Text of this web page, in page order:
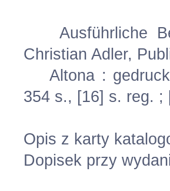
Ausführliche
Christian Adler,
Altona : gedruckt
354 s., [16] s. reg.
Opis z karty
Dopisek przy